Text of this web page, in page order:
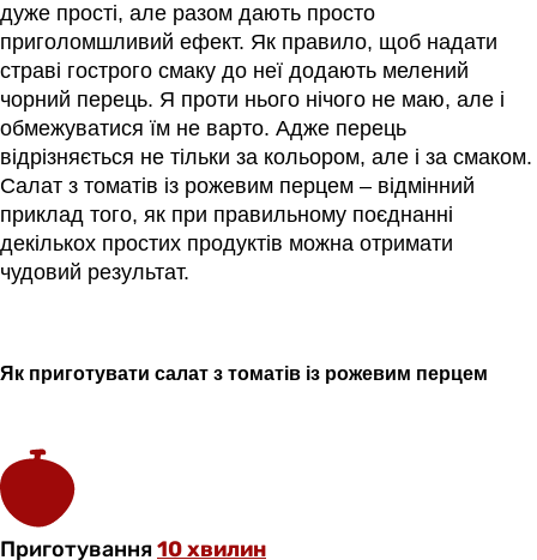
дуже прості, але разом дають просто
приголомшливий ефект. Як правило, щоб надати
страві гострого смаку до неї додають мелений
чорний перець. Я проти нього нічого не маю, але і
обмежуватися їм не варто. Адже перець
відрізняється не тільки за кольором, але і за смаком.
Салат з томатів із рожевим перцем – відмінний
приклад того, як при правильному поєднанні
декількох простих продуктів можна отримати
чудовий результат.
Як приготувати салат з томатів із рожевим перцем
Приготування10 хвилин